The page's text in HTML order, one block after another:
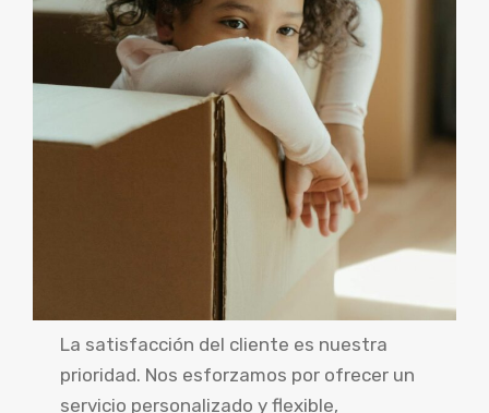
La satisfacción del cliente es nuestra
prioridad. Nos esforzamos por ofrecer un
servicio personalizado y flexible,